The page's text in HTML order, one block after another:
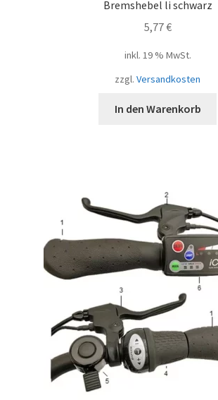
Bremshebel li schwarz
5,77€
inkl. 19 % MwSt.
zzgl. Versandkosten
In den Warenkorb